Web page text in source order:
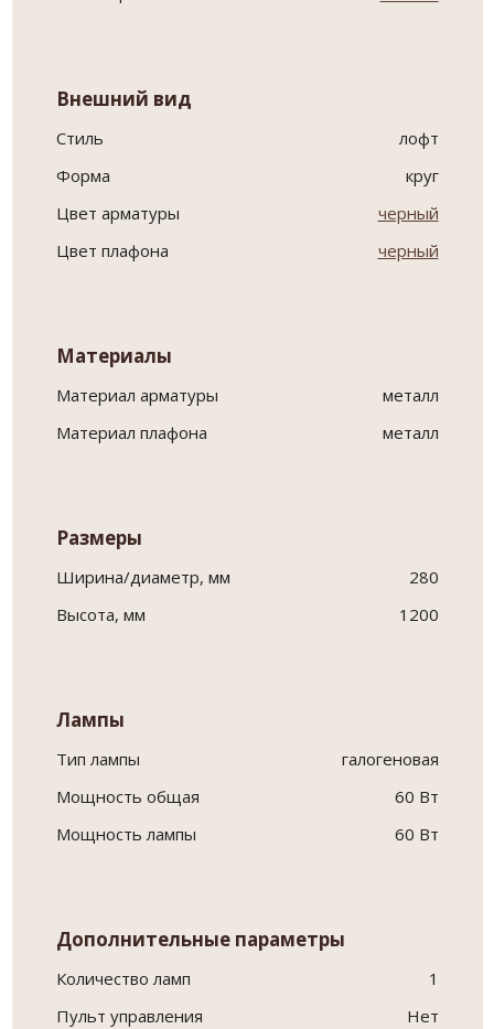
Внешний вид
Стиль
лофт
Форма
круг
Цвет арматуры
черный
Цвет плафона
черный
Материалы
Материал арматуры
металл
Материал плафона
металл
Размеры
Ширина/диаметр, мм
280
Высота, мм
1200
Лампы
Тип лампы
галогеновая
Мощность общая
60 Вт
Мощность лампы
60 Вт
Дополнительные параметры
Количество ламп
1
Пульт управления
Нет